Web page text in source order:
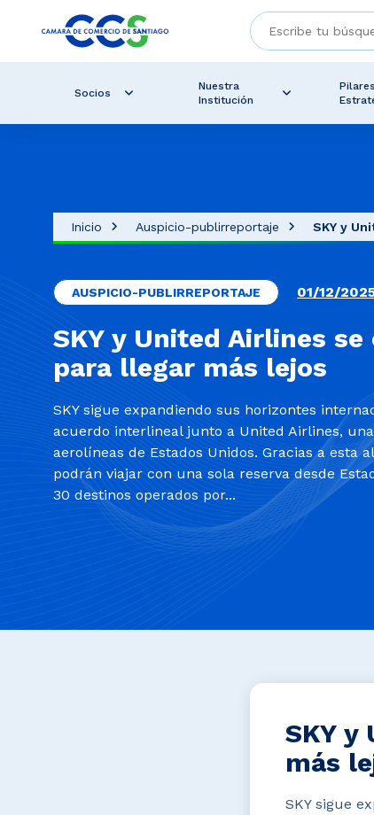
Socios
Nuestra
Institución
Pilares
Inicio Auspicio-publirreportaje SKY y
AUSPICIO-PUBLIRREPORTAJE 01/12/
SKY y United Airlines
para llegar más lejos
SKY sigue expandiendo sus horizontes
acuerdo interlineal junto a United Airlines,
aerolíneas de Estados Unidos. Gracias a esta
podrán viajar con una sola reserva desde
30 destinos operados por...
SKY y
más
SKY sigue